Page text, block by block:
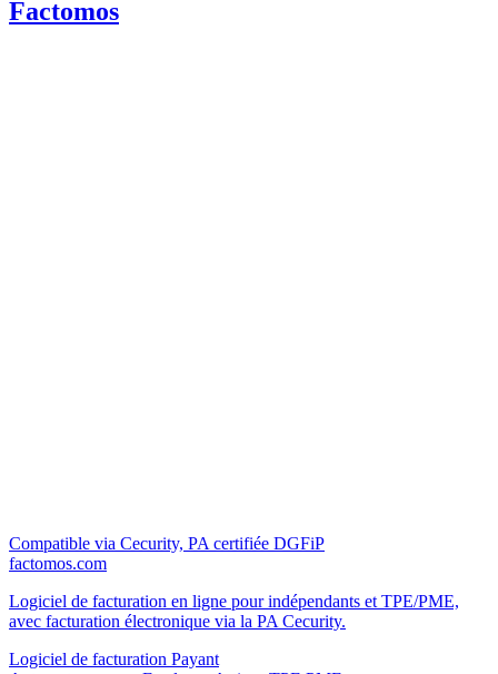
Factomos
Compatible via Cecurity, PA certifiée DGFiP
factomos.com
Logiciel de facturation en ligne pour indépendants et TPE/PME,
avec facturation électronique via la PA Cecurity.
Logiciel de facturation Payant